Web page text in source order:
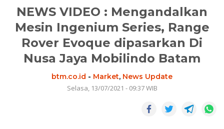
NEWS VIDEO : Mengandalkan
Mesin Ingenium Series, Range
Rover Evoque dipasarkan Di
Nusa Jaya Mobilindo Batam
btm.co.id - Market, News Update
Selasa, 13/07/2021 - 09:37 WIB